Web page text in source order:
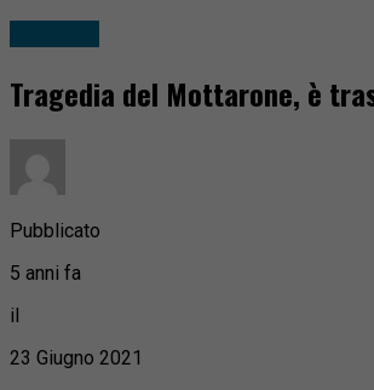
Tragedia del Mottarone, è
Pubblicato
5 anni fa
il
23 Giugno 2021